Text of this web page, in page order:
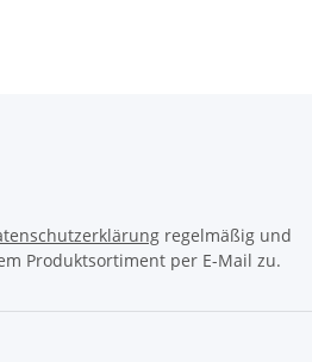
regelmäßig und
Produktsortiment per E-Mail zu.